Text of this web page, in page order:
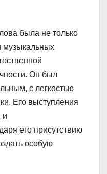
была не только
музыкальных
Он был
с легкостью
Его выступления
и
его присутствию
особую